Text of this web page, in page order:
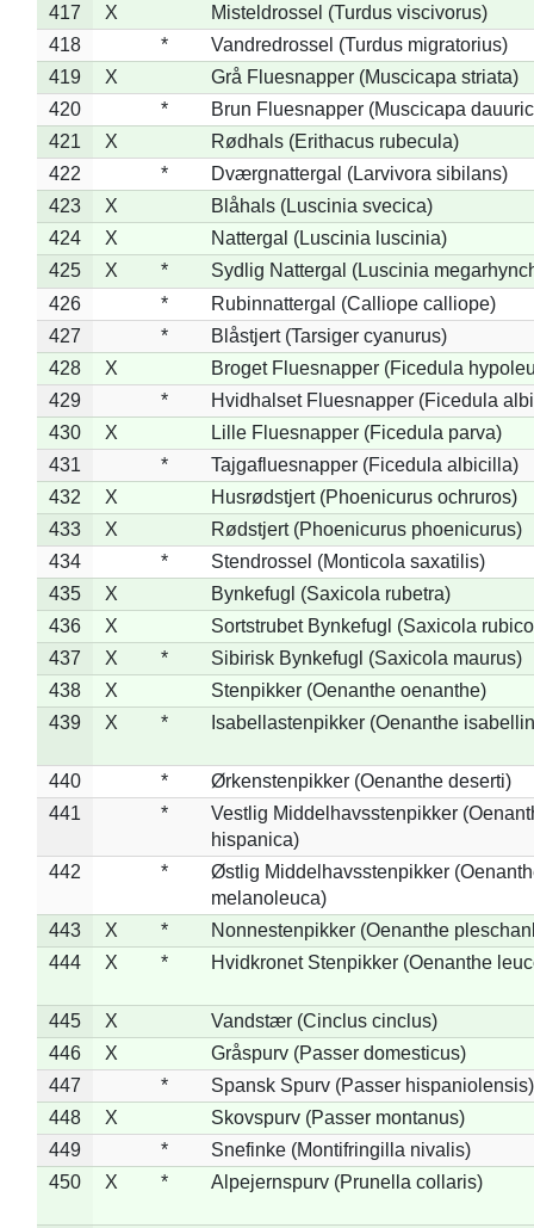
417
X
Misteldrossel (Turdus viscivorus)
418
*
Vandredrossel (Turdus migratorius)
419
X
Grå Fluesnapper (Muscicapa striata)
420
*
Brun Fluesnapper (Muscicapa
421
X
Rødhals (Erithacus rubecula)
422
*
Dværgnattergal (Larvivora sibilans)
423
X
Blåhals (Luscinia svecica)
424
X
Nattergal (Luscinia luscinia)
425
X *
Sydlig Nattergal (Luscinia
426
*
Rubinnattergal (Calliope calliope)
427
*
Blåstjert (Tarsiger cyanurus)
428
X
Broget Fluesnapper (Ficedula
429
*
Hvidhalset Fluesnapper (Ficedula
430
X
Lille Fluesnapper (Ficedula parva)
431
*
Tajgafluesnapper (Ficedula albicilla)
432
X
Husrødstjert (Phoenicurus ochruros)
433
X
Rødstjert (Phoenicurus phoenicurus)
434
*
Stendrossel (Monticola saxatilis)
435
X
Bynkefugl (Saxicola rubetra)
436
X
Sortstrubet Bynkefugl (Saxicola
437
X *
Sibirisk Bynkefugl (Saxicola maurus)
438
X
Stenpikker (Oenanthe oenanthe)
439
X * Isabellastenpikker (Oenanthe
440 *
Ørkenstenpikker (Oenanthe deserti)
441
*
Vestlig Middelhavsstenpikker
hispanica)
442
*
Østlig Middelhavsstenpikker
melanoleuca)
443
X *
Nonnestenpikker (Oenanthe
444
X * Hvidkronet Stenpikker (Oenanthe
445 X
Vandstær (Cinclus cinclus)
446
X
Gråspurv (Passer domesticus)
447
*
Spansk Spurv (Passer hispaniolensis)
448
X
Skovspurv (Passer montanus)
449
*
Snefinke (Montifringilla nivalis)
450
X * Alpejernspurv (Prunella collaris)